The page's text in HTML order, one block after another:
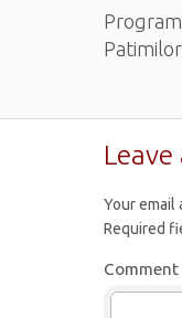
Patimilor
Leave
Your email
Required
Comment